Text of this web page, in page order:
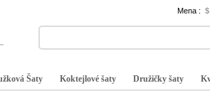
Mena :
Šaty Koktejlové šaty Družičky šaty